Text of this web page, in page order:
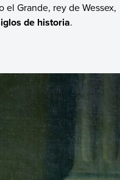
Grande, rey de Wessex,
de historia.